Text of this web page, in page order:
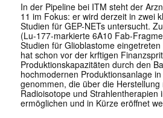
In der Pipeline bei ITM steht der
11 im Fokus: er wird derzeit in zwei
Studien für GEP-NETs untersucht.
(Lu-177-markierte 6A10 Fab-
Studien für Glioblastome
hat schon vor der krftigen
Produktionskapazitäten durch den
hochmodernen Produktionsanlage
genommen, die über die Herstellung
Radioisotope und
ermöglichen und in Kürze eröffnet